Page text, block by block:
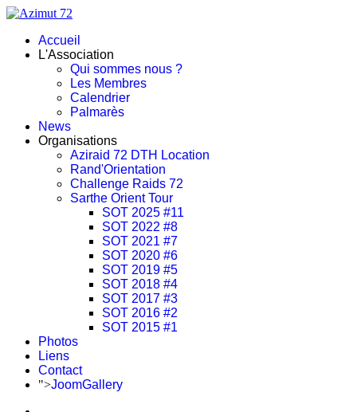
Accueil
L'Association
Qui sommes nous ?
Les Membres
Calendrier
Palmarès
News
Organisations
Aziraid 72 DTH Location
Rand'Orientation
Challenge Raids 72
Sarthe Orient Tour
SOT 2025 #11
SOT 2022 #8
SOT 2021 #7
SOT 2020 #6
SOT 2019 #5
SOT 2018 #4
SOT 2017 #3
SOT 2016 #2
SOT 2015 #1
Photos
Liens
Contact
">JoomGallery